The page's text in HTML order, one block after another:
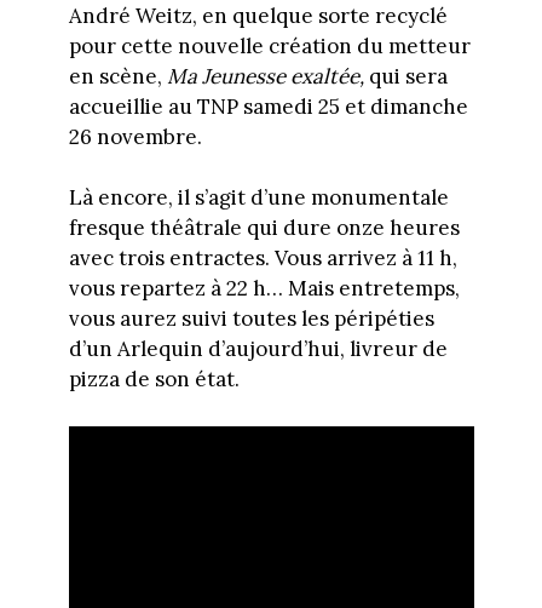
André Weitz, en quelque sorte recyclé
pour cette nouvelle création du metteur
en scène, Ma Jeunesse exaltée, qui sera
accueillie au TNP samedi 25 et dimanche
26 novembre.
Là encore, il s’agit d’une monumentale
fresque théâtrale qui dure onze heures
avec trois entractes. Vous arrivez à 11 h,
vous repartez à 22 h… Mais entretemps,
vous aurez suivi toutes les péripéties
d’un Arlequin d’aujourd’hui, livreur de
pizza de son état.